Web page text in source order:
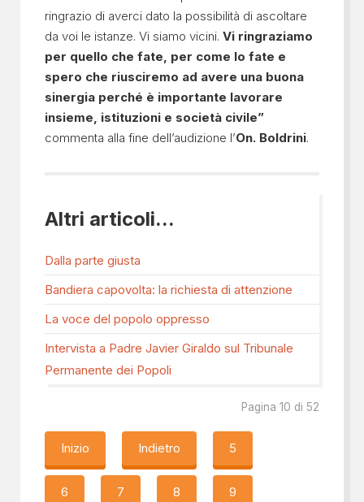
ringrazio di averci dato la possibilità di ascoltare
da voi le istanze. Vi siamo vicini. Vi ringraziamo
per quello che fate, per come lo fate e
spero che riusciremo ad avere una buona
sinergia perché è importante lavorare
insieme, istituzioni e società civile”
commenta alla fine dell’audizione l’On. Boldrini.
Altri articoli...
Dalla parte giusta
Bandiera capovolta: la richiesta di attenzione
La voce del popolo oppresso
Intervista a Padre Javier Giraldo sul Tribunale
Permanente dei Popoli
Pagina 10 di 52
Inizio Indietro 5
6 7 8 9